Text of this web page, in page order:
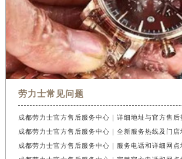
劳力士常见问题